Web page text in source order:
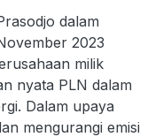
dalam
2023
milik
nyata PLN dalam
Dalam upaya
mengurangi emisi